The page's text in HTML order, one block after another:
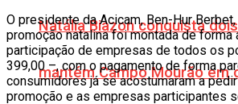
Natália Biazon conquista
mantém Campo Mourão em
O presidente da Acicam, Ben-Hur
promoção natalina foi montada de forma
participação de empresas de todos os
399,00 –, com o pagamento de forma
consumidores já se acostumaram a
promoção e as empresas participantes